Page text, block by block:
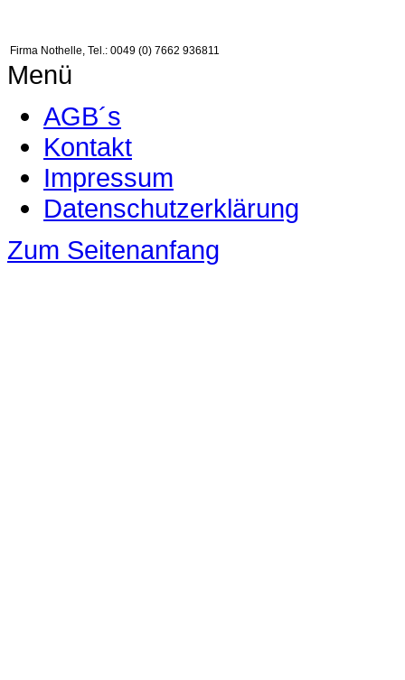
Firma Nothelle, Tel.: 0049 (0) 7662 936811
Menü
AGB´s
Kontakt
Impressum
Datenschutzerklärung
Zum Seitenanfang